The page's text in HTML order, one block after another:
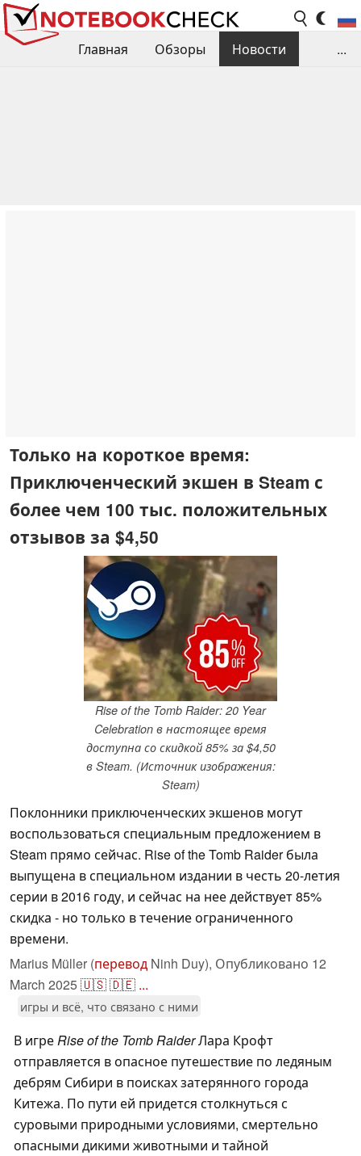
Главная Обзоры
Новости
...
Только на короткое время:
Приключенческий экшен в Steam с
более чем 100 тыс. положительных
отзывов за $4,50
Rise of the Tomb Raider: 20 Year
Celebration в настоящее время
доступна со скидкой 85% за $4,50
в Steam. (Источник изображения:
Steam)
Поклонники приключенческих экшенов могут
воспользоваться специальным предложением в
Steam прямо сейчас. Rise of the Tomb Raider была
выпущена в специальном издании в честь 20-летия
серии в 2016 году, и сейчас на нее действует 85%
скидка - но только в течение ограниченного
времени.
Marius Müller (перевод Ninh Duy), Опубликовано 12
March 2025🇺🇸🇩🇪 ...
игры и всё, что связано с ними
В игреRise of the Tomb RaiderЛара Крофт
отправляется в опасное путешествие по ледяным
дебрям Сибири в поисках затерянного города
Китежа. По пути ей придется столкнуться с
суровыми природными условиями, смертельно
опасными дикими животными и тайной